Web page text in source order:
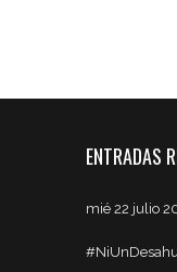
ENTRADAS
mié 22 julio